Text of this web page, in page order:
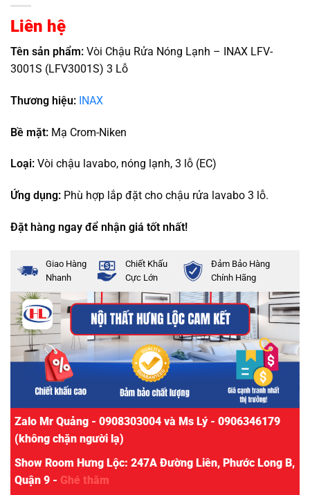
Liên hệ
Tên sản phẩm: Vòi Chậu Rửa Nóng Lạnh – INAX LFV-
3001S (LFV3001S) 3 Lỗ
Thương hiệu: INAX
Bề mặt: Mạ Crom-Niken
Loại: Vòi chậu lavabo, nóng lạnh, 3 lỗ (EC)
Ứng dụng: Phù hợp lắp đặt cho chậu rửa lavabo 3 lỗ.
Đặt hàng ngay để nhận giá tốt nhất!
Giao Hàng
Nhanh
Chiết Khấu
Cực Lớn
Đảm Bảo Hàng
Chính Hãng
Zalo Mr Quảng - 0908303004 và Ms Lý - 0906346179
(không chặn người lạ)
Show Room Hưng Lộc: 247A Đường Liên, Phước Long B,
Quận 9 - Ghé thăm